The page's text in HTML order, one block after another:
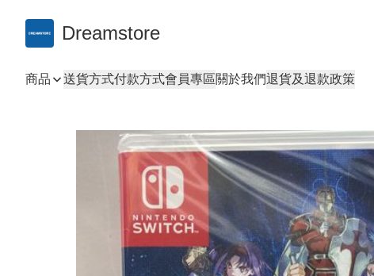
Dreamstore
商品 送貨方式付款方式會員專區關於我們退貨及退款政策